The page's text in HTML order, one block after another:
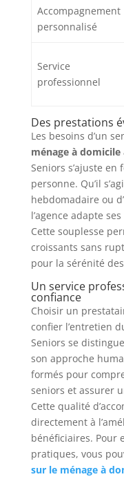
Accompagnement
personnalisé
Service
professionnel
Des prestations
Les besoins d’un
ménage à domicile
Seniors s’ajuste en
personne. Qu’il
hebdomadaire ou
l’agence adapte
Cette souplesse
croissants sans
pour la sérénité
Un service
confiance
Choisir un
confier l’entretien
Seniors se
son approche
formés pour
seniors et assurer
Cette qualité
directement à
bénéficiaires. Pour
pratiques, vous
sur le ménage à